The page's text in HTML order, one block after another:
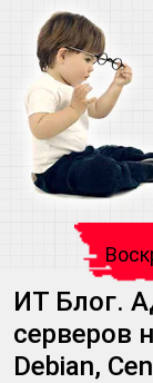
ИТ Блог.
серверов
Debian,